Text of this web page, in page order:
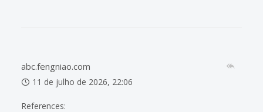
abc.fengniao.com
11 de julho de 2026, 22:06
References: